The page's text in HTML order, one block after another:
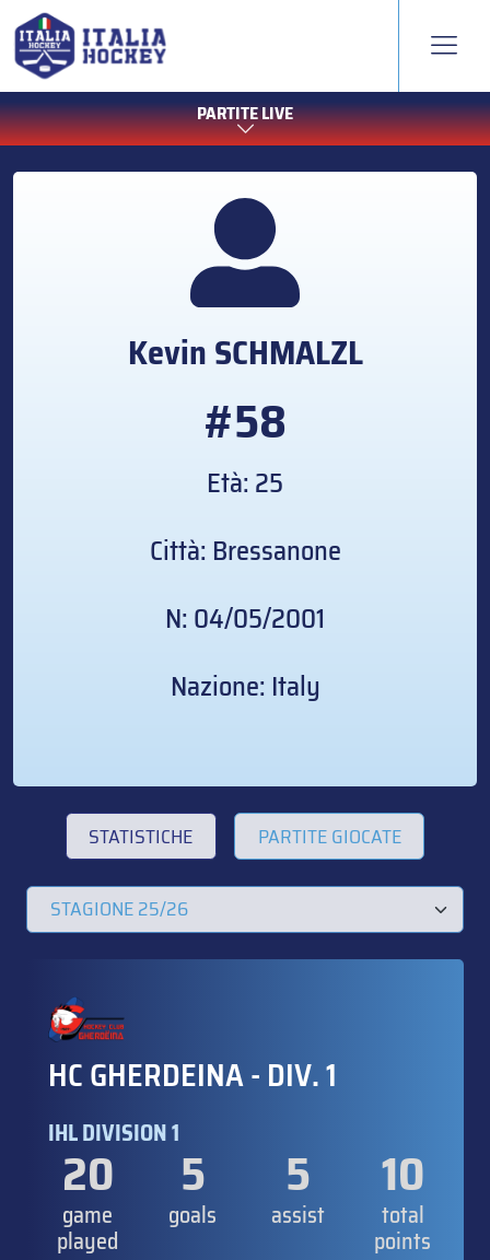
PARTITE LIVE
KevinSCHMALZL
#58
Età: 25
Città: Bressanone
N: 04/05/2001
Nazione: Italy
STATISTICHE PARTITE GIOCATE
HC GHERDEINA - DIV. 1
IHL DIVISION 1
20
game
played
5
goals
5
assist
10
total
points